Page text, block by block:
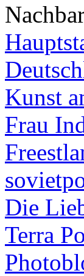
Kunst
Frau
Die
Terra